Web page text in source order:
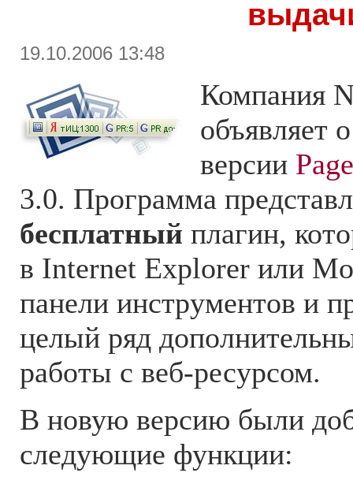
19.10.2006 13:48
Компания
объявляет
версии
3.0. Программа
бесплатный плагин,
в Internet Explorer или
панели инструментов и
целый ряд
работы с веб-ресурсом.
В новую версию были
следующие функции: